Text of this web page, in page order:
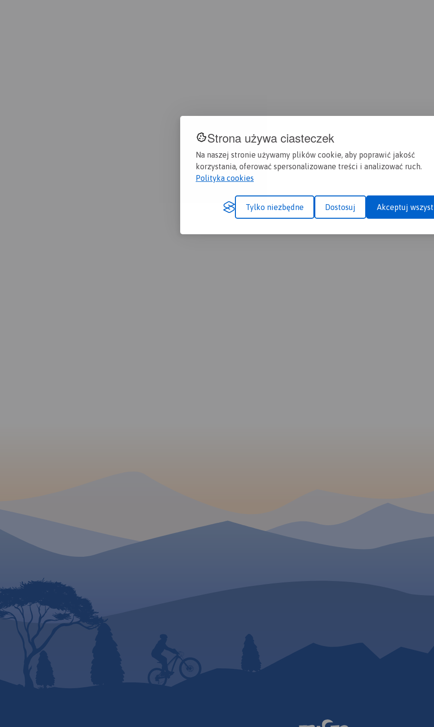
Strona używa ciasteczek
Na naszej stronie używamy plików cookie, aby poprawić jakość
korzystania, oferować spersonalizowane treści i analizować ruch.
Polityka cookies
Tylko niezbędne Dostosuj Akceptuj